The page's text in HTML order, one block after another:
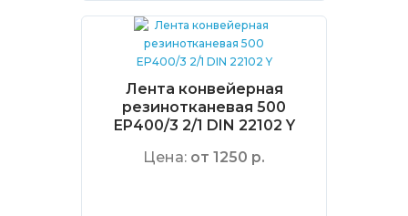
Лента конвейерная
резинотканевая 500
EP400/3 2/1 DIN 22102 Y
Цена: от 1250 р.